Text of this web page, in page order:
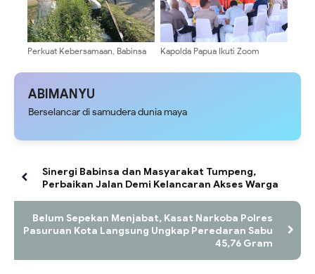
Perkuat Kebersamaan, Babinsa
Bersihkan Lingkungan Jalan
Kapolda Papua Ikuti Zoom
Kapolri Tekankan Pelayanan
ABIMANYU
Berselancar di samudera dunia maya
Sinergi Babinsa dan Masyarakat Tumpeng,
Perbaikan Jalan Demi Kelancaran Akses Warga
Belum Sepekan Menjabat, Kasat Narkoba Polres
Pasuruan Kota Langsung Ungkap Peredaran Sabu
45,76 Gram